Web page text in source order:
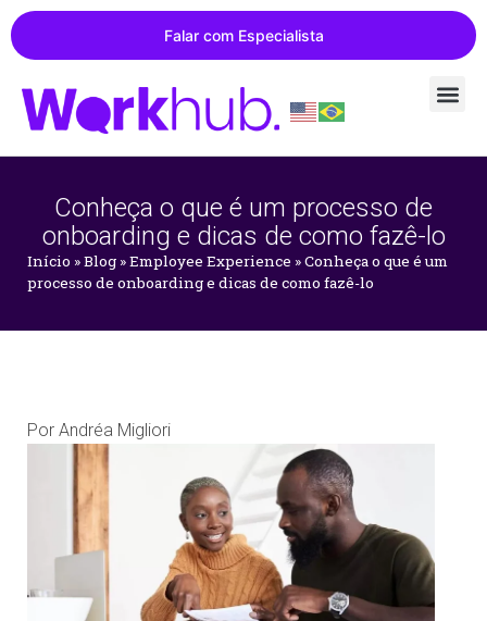
Falar com Especialista
Conheça o que é um processo de
onboarding e dicas de como fazê-lo
Início »Blog »Employee Experience »Conheça o que é um
processo de onboarding e dicas de como fazê-lo
Por Andréa Migliori